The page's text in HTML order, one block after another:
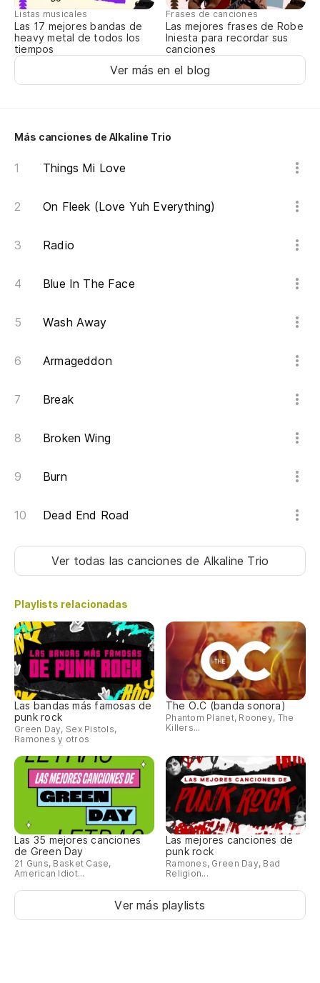
Listas musicales
Las 17 mejores bandas de
heavy metal de todos los
tiempos
Frases de canciones
Las mejores frases de Robe
Iniesta para recordar sus
canciones
Ver más en el blog
Más canciones de Alkaline Trio
Things Mi Love
On Fleek (Love Yuh Everything)
Radio
Blue In The Face
Wash Away
Armageddon
Break
Broken Wing
Burn
Dead End Road
Ver todas las cancionesde Alkaline Trio
Playlists relacionadas
Las bandas más famosas de
punk rock
Green Day, Sex Pistols,
Ramones y otros
The O.C (banda sonora)
Phantom Planet, Rooney, The
Killers...
Las 35 mejores canciones
de Green Day
21 Guns, Basket Case,
American Idiot...
Las mejores canciones de
punk rock
Ramones, Green Day, Bad
Religion...
Ver más playlists